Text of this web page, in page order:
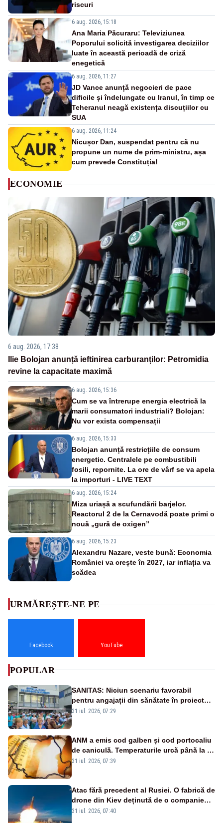
riscuri
6 aug. 2026, 15:18
Ana Maria Păcuraru: Televiziunea
Poporului solicită investigarea deciziilor
luate în această perioadă de criză
enegetică
6 aug. 2026, 11:27
JD Vance anunță negocieri de pace
dificile și îndelungate cu Iranul, în timp ce
Teheranul neagă existența discuțiilor cu
SUA
6 aug. 2026, 11:24
Nicușor Dan, suspendat pentru că nu
propune un nume de prim-ministru, așa
cum prevede Constituția!
ECONOMIE
6 aug. 2026, 17:38
Ilie Bolojan anunță ieftinirea carburanților: Petromidia
revine la capacitate maximă
6 aug. 2026, 15:36
Cum se va întrerupe energia electrică la
marii consumatori industriali? Bolojan:
Nu vor exista compensații
6 aug. 2026, 15:33
Bolojan anunță restricțiile de consum
energetic. Centralele pe combustibili
fosili, repornite. La ore de vârf se va apela
la importuri - LIVE TEXT
6 aug. 2026, 15:24
Miza uriașă a scufundării barjelor.
Reactorul 2 de la Cernavodă poate primi o
nouă „gură de oxigen”
6 aug. 2026, 15:23
Alexandru Nazare, veste bună: Economia
României va crește în 2027, iar inflația va
scădea
URMĂREȘTE-NE PE
Facebook YouTube
POPULAR
SANITAS: Niciun scenariu favorabil
pentru angajații din sănătate în proiectul
Legii salarizării
31 iul. 2026, 07:29
ANM a emis cod galben și cod portocaliu
de caniculă. Temperaturile urcă până la 38
de grade, iar nopțile devin tropicale
31 iul. 2026, 07:39
Atac fără precedent al Rusiei. O fabrică de
drone din Kiev deținută de o companie
americană, distrusă de o rachetă
31 iul. 2026, 07:40